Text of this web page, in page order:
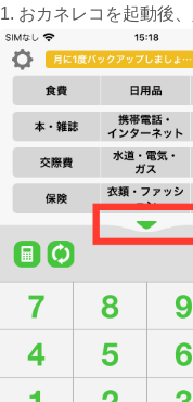
1. おカネレコを起動後